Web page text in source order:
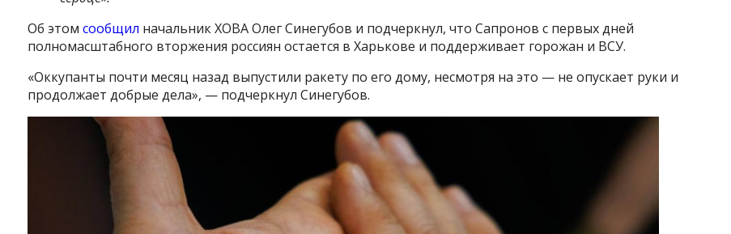
Об этом сообщил начальник ХОВА Олег Синегубов и подчеркнул, что Сапронов с первых дней
полномасштабного вторжения россиян остается в Харькове и поддерживает горожан и ВСУ.
«Оккупанты почти месяц назад выпустили ракету по его дому, несмотря на это — не опускает руки и
продолжает добрые дела», — подчеркнул Синегубов.